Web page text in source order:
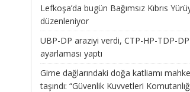
Lefkoşa’da bugün Bağımsız Kıbrıs
düzenleniyor
UBP-DP araziyi verdi, CTP-HP-TDP-
ayarlaması yaptı
Girne dağlarındaki doğa katliamı
taşındı: “Güvenlik Kuvvetleri